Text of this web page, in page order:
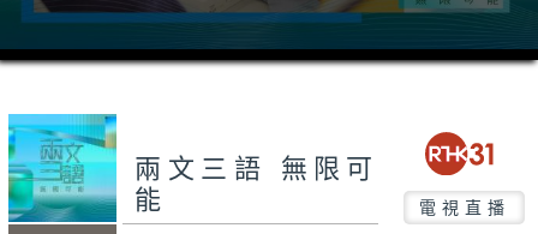
0
seconds
minutes,
7
seconds
兩文三語 無限可
能
電視直播